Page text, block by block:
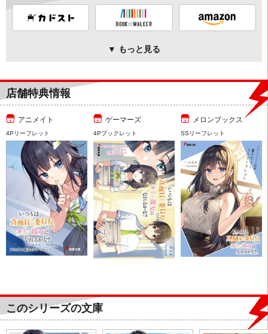
▼ もっと見る
店舗特典情報
アニメイト
4Pリーフレット
ゲーマーズ
4Pブックレット
メロンブックス
SSリーフレット
このシリーズの文庫